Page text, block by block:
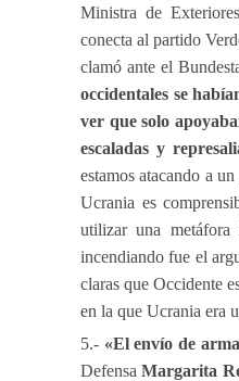
Ministra de
conecta al partido
clamó ante el
occidentales se
ver que solo
escaladas y
estamos atacando a
Ucrania es
utilizar una
incendiando fue el
claras que Occidente
en la que Ucrania era
5.- «El envío de
DefensaMargarita